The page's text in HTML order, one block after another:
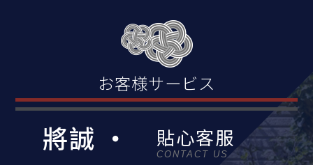
お客様サービス
將誠 ‧ 貼心客服
CONTACT US